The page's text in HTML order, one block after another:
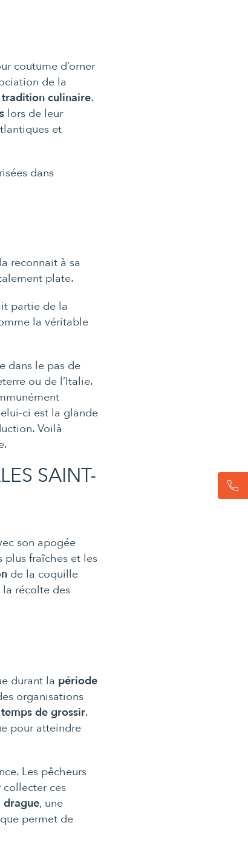
coutume d’orner
de la
culinaire.
lors de leur
et
dans
reconnait à sa
plate.
partie de la
la véritable
dans le pas de
ou de l’Italie.
ci est la glande
Voilà
SAINT-
son apogée
plus fraîches et les
de la coquille
la récolte des
durant la période
organisations
de grossir.
pour atteindre
Les pêcheurs
collecter ces
drague, une
permet de